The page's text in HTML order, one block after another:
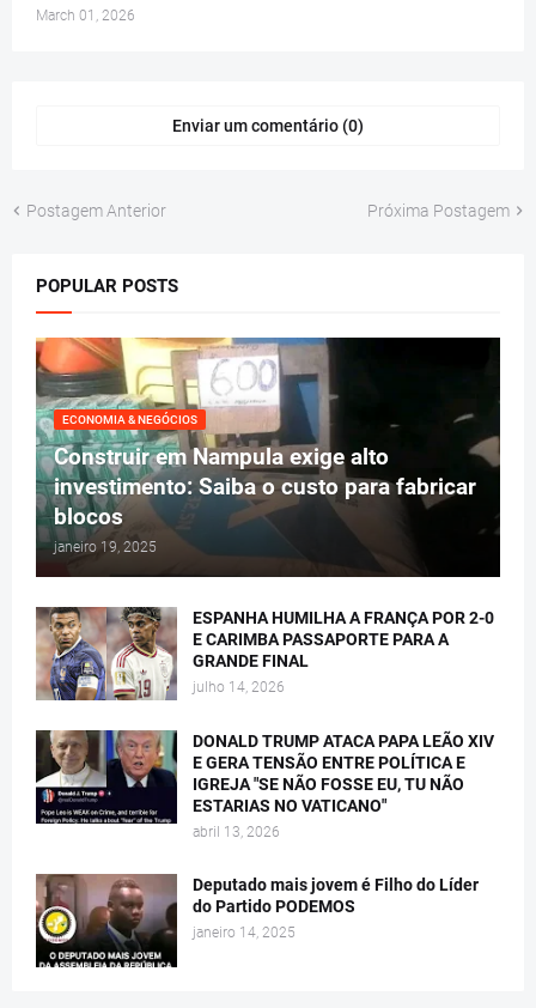
March 01, 2026
Enviar um comentário (0)
Postagem Anterior Próxima Postagem
POPULAR POSTS
ECONOMIA & NEGÓCIOS
Construir em Nampula exige alto
investimento: Saiba o custo para fabricar
blocos
janeiro 19, 2025
ESPANHA HUMILHA A FRANÇA POR 2-0
E CARIMBA PASSAPORTE PARA A
GRANDE FINAL
julho 14, 2026
DONALD TRUMP ATACA PAPA LEÃO XIV
E GERA TENSÃO ENTRE POLÍTICA E
IGREJA "SE NÃO FOSSE EU, TU NÃO
ESTARIAS NO VATICANO"
abril 13, 2026
Deputado mais jovem é Filho do Líder
do Partido PODEMOS
janeiro 14, 2025